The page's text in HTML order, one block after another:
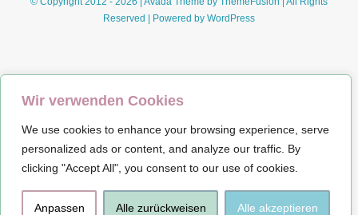
Wir verwenden Cookies
We use cookies to enhance your browsing experience, serve
personalized ads or content, and analyze our traffic. By
clicking "Accept All", you consent to our use of cookies.
Anpassen Alle zurückweisen Alle akzeptieren
Reserved | Powered by WordPress
Impressum
Datenschutz